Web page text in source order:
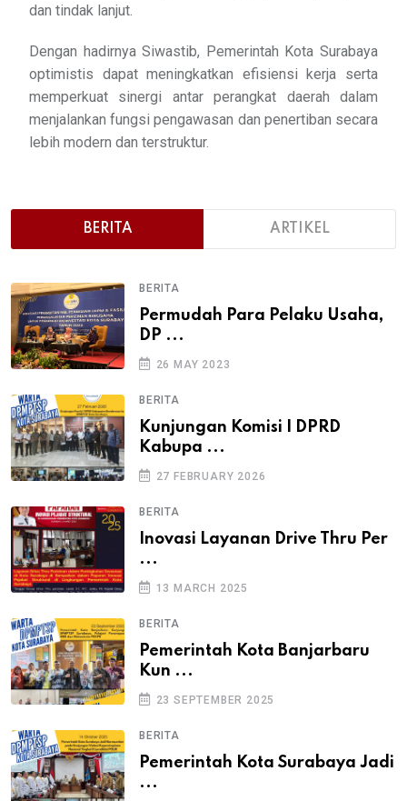
dan tindak lanjut.
Dengan hadirnya Siwastib, Pemerintah Kota Surabaya
optimistis dapat meningkatkan efisiensi kerja serta
memperkuat sinergi antar perangkat daerah dalam
menjalankan fungsi pengawasan dan penertiban secara
lebih modern dan terstruktur.
BERITA ARTIKEL
BERITA
Permudah Para Pelaku Usaha,
DP ...
26 MAY 2023
BERITA
Kunjungan Komisi I DPRD
Kabupa ...
27 FEBRUARY 2026
BERITA
Inovasi Layanan Drive Thru Per
...
13 MARCH 2025
BERITA
Pemerintah Kota Banjarbaru
Kun ...
23 SEPTEMBER 2025
BERITA
Pemerintah Kota Surabaya Jadi
...